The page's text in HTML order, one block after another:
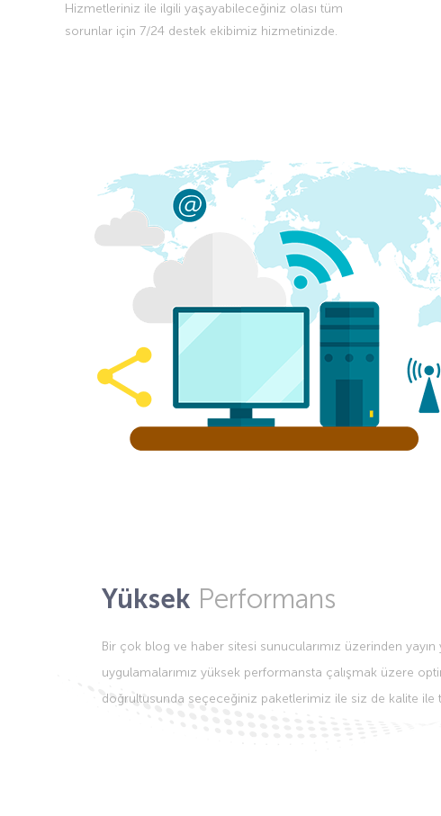
Hizmetleriniz ile ilgili yaşayabileceğiniz olası tüm
sorunlar için 7/24 destek ekibimiz hizmetinizde.
Yüksek Performans
Bir çok blog ve haber sitesi sunucularımız üzerinden yayın
uygulamalarımız yüksek performansta çalışmak üzere
doğrultusunda seçeceğiniz paketlerimiz ile siz de kalite ile